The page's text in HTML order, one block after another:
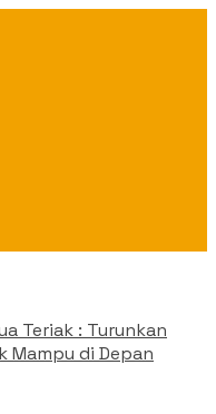
Teriak : Turunkan
Mampu di Depan